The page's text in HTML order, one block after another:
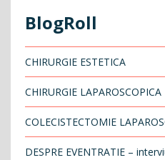
BlogRoll
CHIRURGIE ESTETICA
CHIRURGIE LAPAROSCOPICA
COLECISTECTOMIE
DESPRE EVENTRATIE –